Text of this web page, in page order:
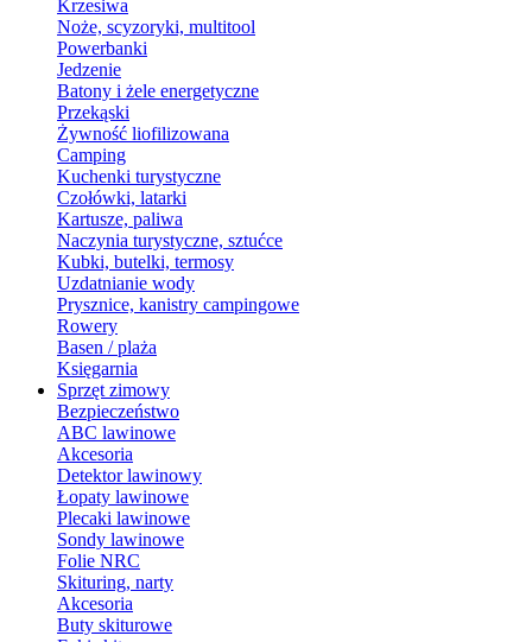
Krzesiwa
Noże, scyzoryki, multitool
Powerbanki
Jedzenie
Batony i żele energetyczne
Przekąski
Żywność liofilizowana
Camping
Kuchenki turystyczne
Czołówki, latarki
Kartusze, paliwa
Naczynia turystyczne, sztućce
Kubki, butelki, termosy
Uzdatnianie wody
Prysznice, kanistry campingowe
Rowery
Basen / plaża
Księgarnia
Sprzęt zimowy
Bezpieczeństwo
ABC lawinowe
Akcesoria
Detektor lawinowy
Łopaty lawinowe
Plecaki lawinowe
Sondy lawinowe
Folie NRC
Skituring, narty
Akcesoria
Buty skiturowe